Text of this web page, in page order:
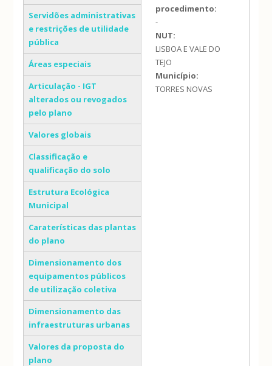
Servidões administrativas
e restrições de utilidade
pública
Áreas especiais
Articulação - IGT
alterados ou revogados
pelo plano
Valores globais
Classificação e
qualificação do solo
Estrutura Ecológica
Municipal
Caraterísticas das plantas
do plano
Dimensionamento dos
equipamentos públicos
de utilização coletiva
Dimensionamento das
infraestruturas urbanas
Valores da proposta do
plano
procedimento:
-
NUT:
LISBOA E VALE DO
TEJO
Município:
TORRES NOVAS